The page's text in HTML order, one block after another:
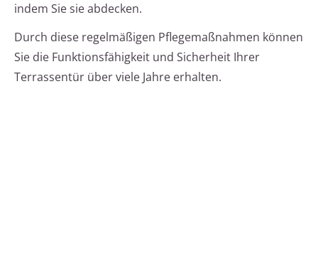
indem Sie sie abdecken.
Durch diese regelmäßigen Pflegemaßnahmen können
Sie die Funktionsfähigkeit und Sicherheit Ihrer
Terrassentür über viele Jahre erhalten.